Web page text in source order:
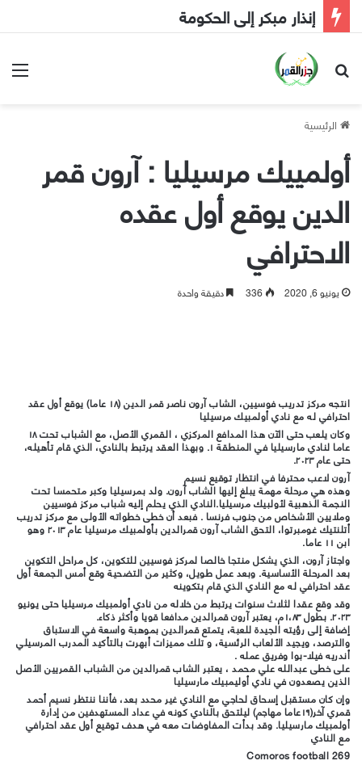
إنذار مبكر إلى الحكومة
بحث عن
الرئيسية
أولمييك مرسيليا : آرون قمر
الدين يوقع أول عقده
الاحترافي
يونيو 6, 2020 336 دقيقة واحدة
انتجه مركز تدريب فوسيين، الشاب آرون ناصر قمر الدين (١٨ عاما) يوقع أول عقد
احترافي له مع نادي أولمبيك مرسيليا
وكان يلعب حتى الآن هذا المدافع المركزي ، القمري الأصل، مع الشباب تحت ١٨
عاما لنادي مارسيليا في المنطقة ١. وبهذا العقد يرتبط بالنادي، الذي قام تأهيله،
حتى عام ٢٠٢٣.
آرون لاعب محترفا في انتظار توقيع نسيم
وهذه هي مرحلة مهمة يبلغ إليها الشاب آرون. ولد بمرسيليا وكبر متحمسا تحت
النجمة الذهبية لأولبيك مرسيليا.النادي الذي يحلم إليه شباب مركز فوسيين
وملايين الأشخاص من جنوب فرنسا . فبعد أن خطى خطواته الأولى مع مركز تدريب
أتلنتيك غومبرتوا، التحق الشاب آرون قمرالدين بأولمبيك مرسيليا عام ٢٠١٣ وهو
ابن ١١ عاما.
واجتاز آرون، الذي يشكل منتجا خالصا لمركز فوسيين للتكوين، كل مراحل التكوين
بعد المرحلة الأساسية. وبعد عمل طويل، وكثير من التضحية وقع أمس الجمعة أول
عقد احترافي له مع النادي الذي قام بتكوينه
وقد وقع عقدا لثلاث سنوات يرتبط من خلاله من نادي أولمبيك مرسيليا حتى يونيو
٢٠٢٣. بطول ١،٨٣م، يعتبر آرون قمرالدين مدافعا قويا وأكثر ذكاء.
إضافة إلى رؤيته الجيدة للعبة، يتمتع قمرالدين بموهبة واسعة في الاستباق
والترصد، ويجيد الألعاب الرئسية، و تلك مميزات أبهرت بالتأكيد المدرب المرسيلي
أندريه فيلا-بوا وفريق عمله .
على خطى عبدالله علي محمد ، يعتبر الشاب قمرالدين من الشباب القمريين الأصل
الذين يصعدون في نادي أوليمبيك مارسيليا
وإن كان مستقبل إسحاق لحاجي مع النادي غير محدد بعد، فأننا ننتظر نسيم أحمد
قمري آخر(١٩عاما مهاجم) ليلتحق بالنادي كونه في عداد المستهدفين من إدارة
أولمبيك مارسيليا. وقد بدأت المفاوضات معه في هدف توقيع أول عقد احترافي
مع النادي
Comoros football 269